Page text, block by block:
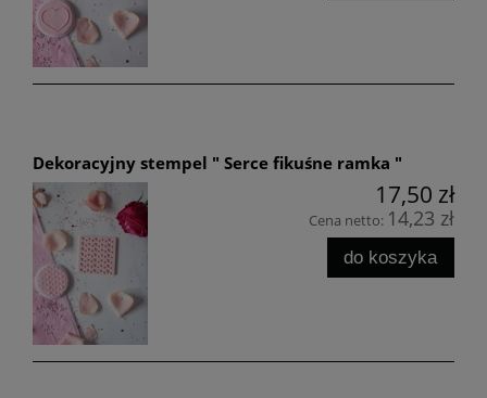
Dekoracyjny stempel " Serce fikuśne ramka "
17,50 zł
Cena netto: 14,23 zł
do koszyka